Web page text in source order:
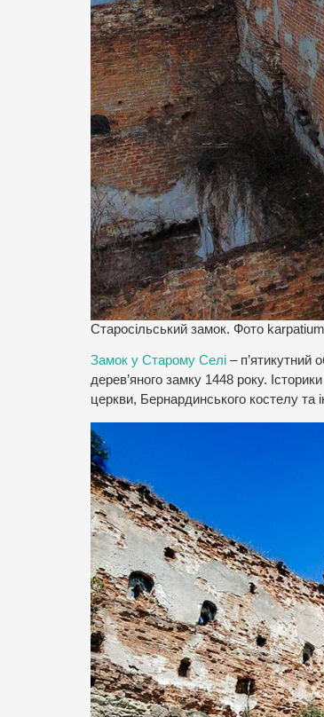
Старосільський замок. Фото
Замок у Старому Селі – п’ятикутний
дерев’яного замку 1448 року.
церкви, Бернардинського костелу та